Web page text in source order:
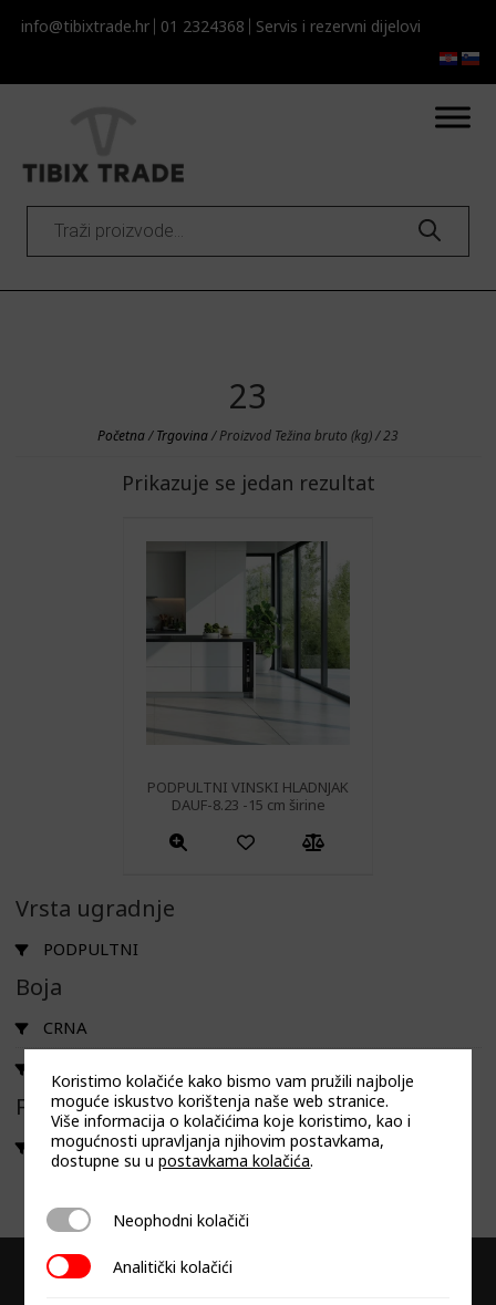
info@tibixtrade.hr 01 2324368 Servis i rezervni dijelovi​​
Products
search
23
Početna/Trgovina/ Proizvod Težina bruto (kg) / 23
Prikazuje se jedan rezultat
PODPULTNI VINSKI HLADNJAK
DAUF-8.23 -15 cm širine
Ovaj
mogu
odabrati
na
stranici
proizvoda
Vrsta ugradnje
PODPULTNI
Boja
CRNA
Filtriraj prema linija
DUNAVOX FLOW
Koristimo kolačiće kako bismo vam pružili najbolje
moguće iskustvo korištenja naše web stranice.
Više informacija o kolačićima koje koristimo, kao i
mogućnosti upravljanja njihovim postavkama,
dostupne su upostavkama kolačića.
Neophodni kolačiči
Neophodni kolačiči
Analitički kolačići
Analitički kolačići